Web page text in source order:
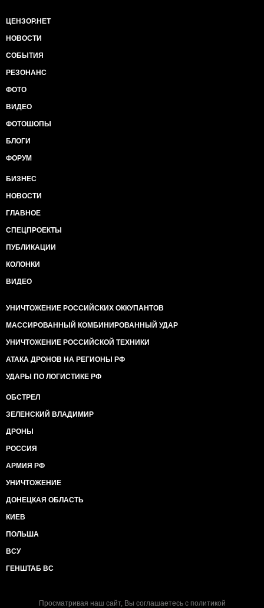
ЦЕНЗОР.НЕТ
НОВОСТИ
СОБЫТИЯ
РЕЗОНАНС
ФОТО
ВИДЕО
ФОТОШОПЫ
БЛОГИ
ФОРУМ
БИЗНЕС
НОВОСТИ
ГЛАВНОЕ
СПЕЦПРОЕКТЫ
ПУБЛИКАЦИИ
КОЛОНКИ
ВИДЕО
УНИЧТОЖЕНИЕ РОССИЙСКИХ ОККУПАНТОВ
МАССИРОВАННЫЙ КОМБИНИРОВАННЫЙ УДАР
УНИЧТОЖЕНИЕ РОССИЙСКОЙ ТЕХНИКИ
АТАКА ДРОНОВ НА РЕГИОНЫ РФ
УДАРЫ ПО ЛОГИСТИКЕ РФ
ОБСТРЕЛ
ЗЕЛЕНСКИЙ ВЛАДИМИР
ДРОНЫ
РОССИЯ
АРМИЯ РФ
УНИЧТОЖЕНИЕ
ДОНЕЦКАЯ ОБЛАСТЬ
КИЕВ
ПОЛЬША
ВСУ
ГЕНШТАБ ВС
Просматривая наш сайт, Вы соглашаетесь с политикой